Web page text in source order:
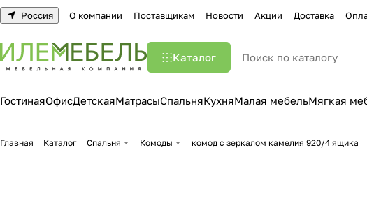
Россия О компании Поставщикам Новости Акции Доставка
Каталог
ГостинаяОфисДетскаяМатрасыСпальняКухняМалая мебельМягкая
Главная Каталог Спальня Комоды комод с зеркалом камелия 920/4 ящика